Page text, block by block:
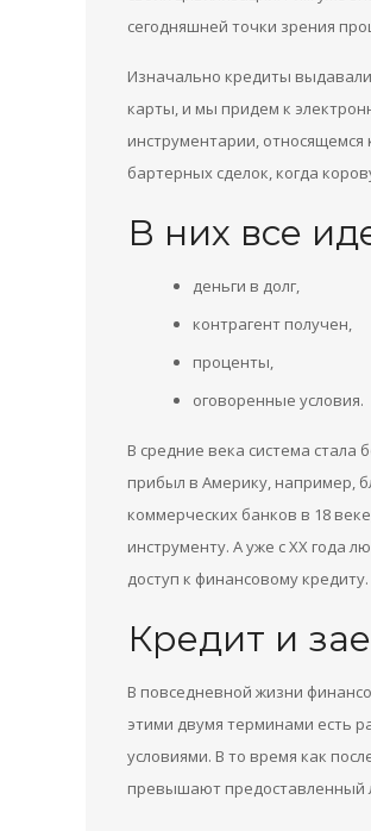
сегодняшней точки зрения
Изначально кредиты
карты, и мы придем к
инструментарии,
бартерных сделок, когда
В них все
деньги в долг,
контрагент получен,
проценты,
оговоренные условия.
В средние века система стала
прибыл в Америку, например,
коммерческих банков в 18
инструменту. А уже с XX года
доступ к финансовому кредиту.
Кредит и
В повседневной жизни
этими двумя терминами есть
условиями. В то время как
превышают предоставленный